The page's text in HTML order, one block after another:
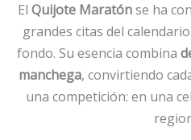
El Quijote Maratónse ha
grandes citas del
fondo. Su esencia combina
manchega, convirtiendo
una competición: en una